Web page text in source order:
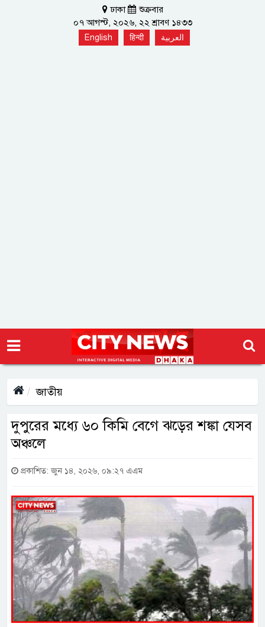
ঢাকা
শুক্রবার
০৭ আগস্ট, ২০২৬, ২২ শ্রাবণ ১৪৩৩
English हिन्दी العربية
জাতীয়
দুপুরের মধ্যে ৬০ কিমি বেগে ঝড়ের শঙ্কা যেসব
অঞ্চলে
প্রকাশিত: জুন ১৪, ২০২৬, ০৯:২৭ এএম